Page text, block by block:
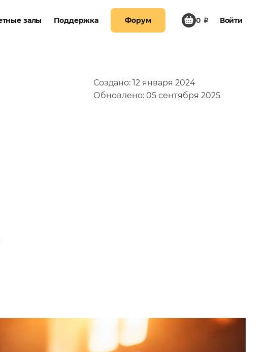
Создано: 12 января 2024
Обновлено: 05 сентября 2025